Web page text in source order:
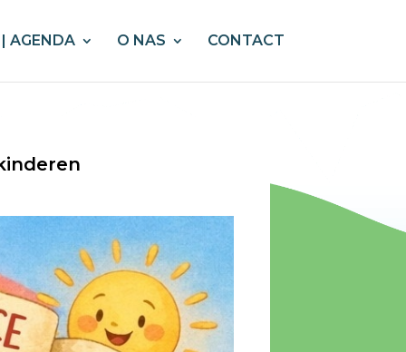
AGENDA O NAS CONTACT